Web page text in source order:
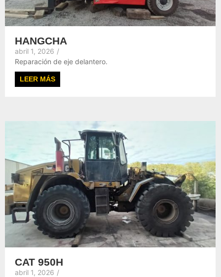
HANGCHA
abril 1, 2026 /
Reparación de eje delantero.
LEER MÁS
CAT 950H
abril 1, 2026 /